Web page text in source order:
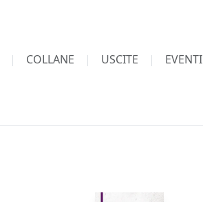
COLLANE USCITE EVENTI